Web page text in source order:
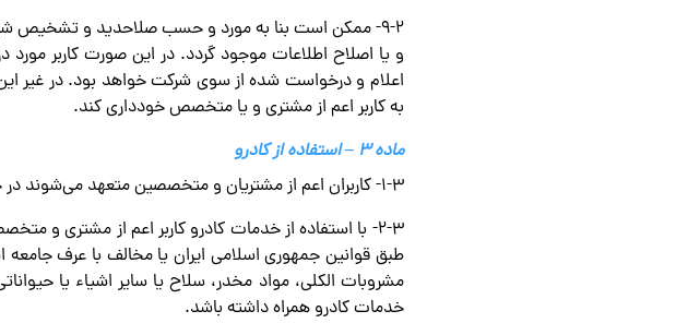
۹-۲- ممکن است بنا به مورد و حسب صلاحدید و تشخیص
و یا اصلاح اطلاعات موجود گردد. در این صورت کاربر
اعلام و درخواست شده از سوی شرکت خواهد بود. در غیر
به کاربر اعم از مشتری و یا متخصص خودداری کند.
ماده ۳ – استفاده از کادرو
۱-۳- کاربران اعم از مشتریان و متخصصین متعهد می‌شوند در حین استفاده از کادرو از استعمال دخانیات امتناع کنند.
۲-۳- با استفاده از خدمات کادرو کاربر اعم از مشتری و
طبق قوانین جمهوری اسلامی ایران یا مخالف با عرف
مشروبات الکلی، مواد مخدر، سلاح یا سایر اشیاء یا
خدمات کادرو همراه داشته باشد.